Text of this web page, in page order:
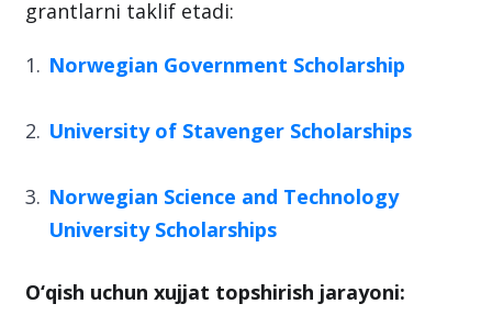
grantlarni taklif etadi:
Norwegian Government Scholarship
University of Stavenger Scholarships
Norwegian Science and Technology
University Scholarships
O‘qish uchun xujjat topshirish jarayoni: